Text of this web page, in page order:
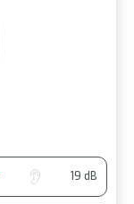
19 dB